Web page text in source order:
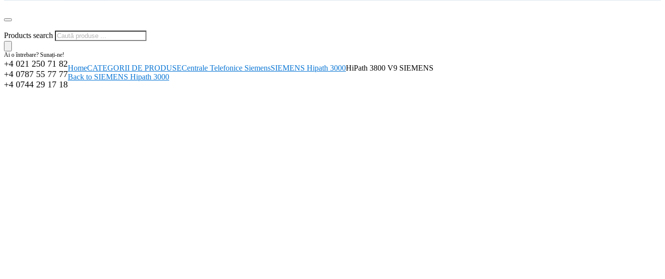
Products search
Ai o întrebare? Sunați-ne!
+4 021 250 71 82
+4 0787 55 77 77
+4 0744 29 17 18
HomeCATEGORII DE PRODUSECentrale Telefonice SiemensSIEMENS Hipath 3000HiPath 3800 V9 SIEMENS
Back to SIEMENS Hipath 3000